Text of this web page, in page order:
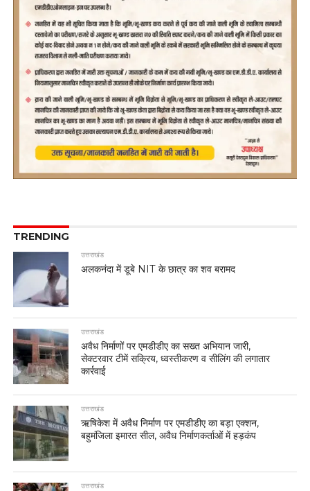
TRENDING
उत्तराखंड
अलकनंदा में डूबे NIT के छात्र का शव बरामद
उत्तराखंड
अवैध निर्माणों पर एमडीडीए का सख्त अभियान जारी,
सेक्टरवार टीमें सक्रिय, ध्वस्तीकरण व सीलिंग की लगातार
कार्रवाई
उत्तराखंड
ऋषिकेश में अवैध निर्माण पर एमडीडीए का बड़ा एक्शन,
बहुमंजिला इमारत सील, अवैध निर्माणकर्ताओं में हड़कंप
उत्तराखंड